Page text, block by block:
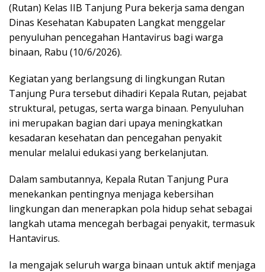
(Rutan) Kelas IIB Tanjung Pura bekerja sama dengan
Dinas Kesehatan Kabupaten Langkat menggelar
penyuluhan pencegahan Hantavirus bagi warga
binaan, Rabu (10/6/2026).
Kegiatan yang berlangsung di lingkungan Rutan
Tanjung Pura tersebut dihadiri Kepala Rutan, pejabat
struktural, petugas, serta warga binaan. Penyuluhan
ini merupakan bagian dari upaya meningkatkan
kesadaran kesehatan dan pencegahan penyakit
menular melalui edukasi yang berkelanjutan.
Dalam sambutannya, Kepala Rutan Tanjung Pura
menekankan pentingnya menjaga kebersihan
lingkungan dan menerapkan pola hidup sehat sebagai
langkah utama mencegah berbagai penyakit, termasuk
Hantavirus.
Ia mengajak seluruh warga binaan untuk aktif menjaga